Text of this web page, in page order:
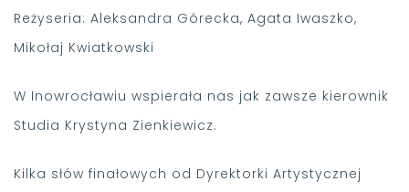
Reżyseria: Aleksandra Górecka, Agata Iwaszko,
Mikołaj Kwiatkowski
W Inowrocławiu wspierała nas jak zawsze kierownik
Studia Krystyna Zienkiewicz.
Kilka słów finałowych od Dyrektorki Artystycznej